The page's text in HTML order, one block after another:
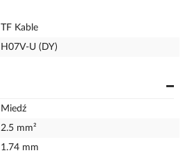
TF Kable
H07V-U (DY)
Miedź
2.5 mm²
1.74 mm